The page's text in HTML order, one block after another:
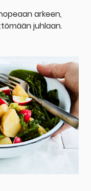
arkeen,
juhlaan.